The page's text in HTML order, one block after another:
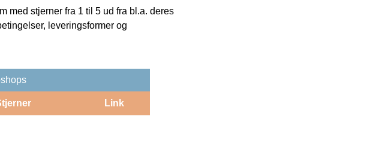
med stjerner fra 1 til 5 ud fra bl.a. deres
leveringsformer og
Link